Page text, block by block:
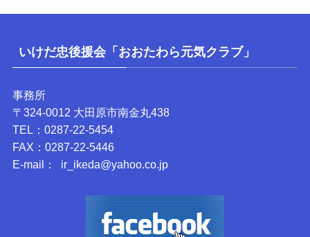
いけだ忠後援会「おおたわら元気クラブ」
事務所
〒324-0012 大田原市南金丸438
TEL：0287-22-5454
FAX：0287-22-5446
E-mail： ir_ikeda@yahoo.co.jp